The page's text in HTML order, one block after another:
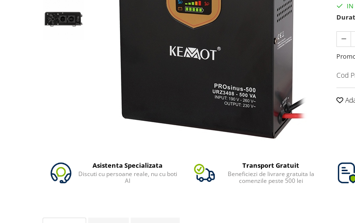
Cauta dupa marca
IN
Cod
Asistenta Specializata
Discuti cu persoane reale, nu cu boti
AI
Transport Gratuit
Beneficiezi de livrare gratuita la
comenzile peste 500 lei